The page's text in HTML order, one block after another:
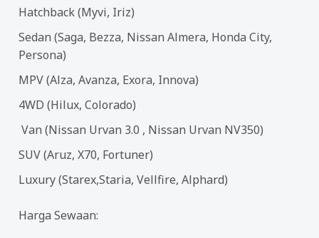
Hatchback (Myvi, Iriz)
Sedan (Saga, Bezza, Nissan Almera, Honda City,
Persona)
MPV (Alza, Avanza, Exora, Innova)
4WD (Hilux, Colorado)
Van (Nissan Urvan 3.0 , Nissan Urvan NV350)
SUV (Aruz, X70, Fortuner)
Luxury (Starex,Staria, Vellfire, Alphard)
Harga Sewaan: